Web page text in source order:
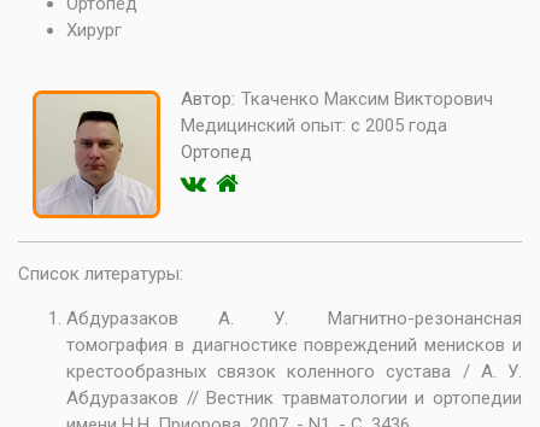
Хирург
Автор: Ткаченко Максим Викторович
Медицинский опыт: с 2005 года
Ортопед
Список литературы:
Абдуразаков А. У. Магнитно-резонансная
томография в диагностике повреждений менисков и
крестообразных связок коленного сустава / А. У.
Абдуразаков // Вестник травматологии и ортопедии